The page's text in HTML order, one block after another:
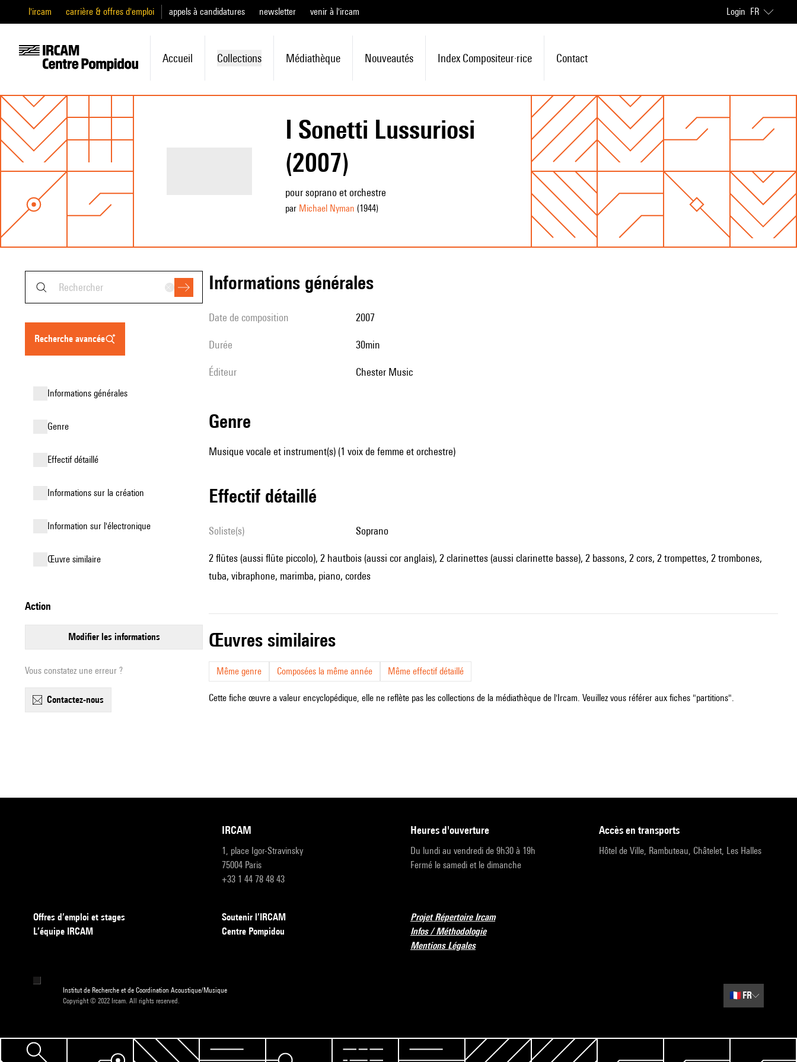
l'ircam carrière & offres d'emploi appels à candidatures newsletter venir à l'ircam Login FR
Accueil Collections Médiathèque Nouveautés Index Compositeur·rice Contact
I Sonetti Lussuriosi
(2007)
pour soprano et orchestre
par Michael Nyman (1944)
recherche avancée
informations générales
genre
effectif détaillé
informations sur la création
Information sur l'électronique
œuvre similaire
action
modifier les informations
Vous constatez une erreur ?
contactez-nous
informations générales
date de composition 2007
durée 30min
éditeur Chester Music
genre
Musique vocale et instrument(s) (1 voix de femme et orchestre)
effectif détaillé
Soliste(s) soprano
2 flûtes (aussi flûte piccolo), 2 hautbois (aussi cor anglais), 2 clarinettes (aussi clarinette basse), 2 bassons, 2 cors, 2 trompettes, 2 trombones,
tuba, vibraphone, marimba, piano, cordes
œuvres similaires
Même genre Composées la même année Même effectif détaillé
Cette fiche œuvre a valeur encyclopédique, elle ne reflète pas les collections de la médiathèque de l'Ircam. Veuillez vous référer aux fiches "partitions".
IRCAM
1, place Igor-Stravinsky
75004 Paris
+33 1 44 78 48 43
heures d'ouverture
Du lundi au vendredi de 9h30 à 19h
Fermé le samedi et le dimanche
accès en transports
Hôtel de Ville, Rambuteau, Châtelet, Les Halles
Offres d’emploi et stages
L’équipe IRCAM
Soutenir l’IRCAM
Centre Pompidou
Projet Répertoire Ircam
Infos / Méthodologie
Mentions Légales
Institut de Recherche et de Coordination Acoustique/Musique
Copyright © 2022 Ircam. All rights reserved.
🇫🇷 FR